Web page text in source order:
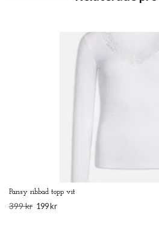
Pansy ribbad topp vit
399 kr 199 kr